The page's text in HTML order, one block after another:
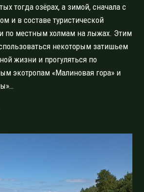
тогда озёрах, а зимой, сначала с
и в составе туристической
по местным холмам на лыжах. Этим
некоторым затишьем
жизни и прогуляться по
экотропам «Малиновая гора» и